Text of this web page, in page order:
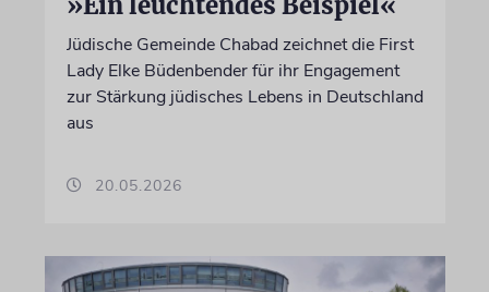
Jüdische Gemeinde Chabad zeichnet die First
Lady Elke Büdenbender für ihr Engagement
zur Stärkung jüdisches Lebens in Deutschland
aus
20.05.2026